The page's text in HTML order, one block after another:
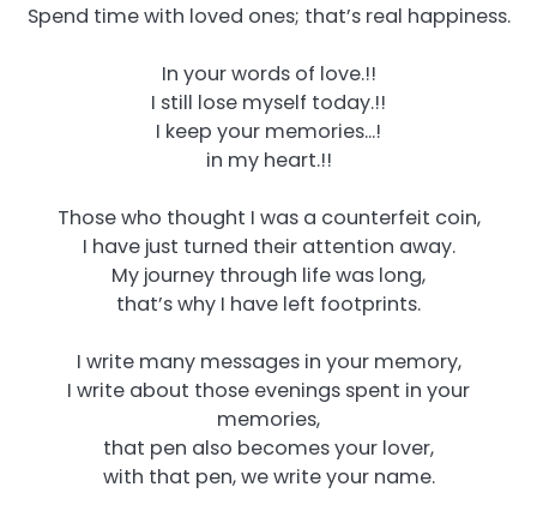
Spend time with loved ones; that’s real happiness.
In your words of love.!!
I still lose myself today.!!
I keep your memories…!
in my heart.!!
Those who thought I was a counterfeit coin,
I have just turned their attention away.
My journey through life was long,
that’s why I have left footprints.
I write many messages in your memory,
I write about those evenings spent in your
memories,
that pen also becomes your lover,
with that pen, we write your name.